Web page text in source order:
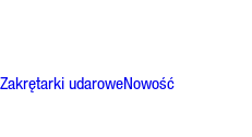
Zakrętarki udaroweNowość